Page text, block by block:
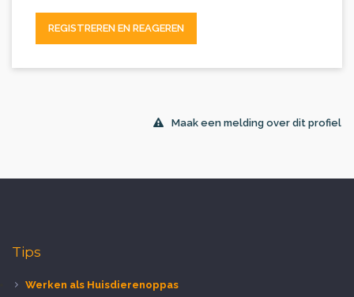
REGISTREREN EN REAGEREN
Maak een melding over dit profiel
Tips
Werken als Huisdierenoppas